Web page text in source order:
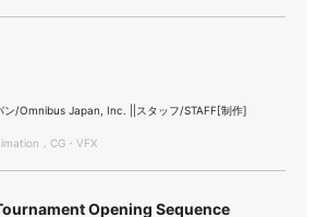
ン/Omnibus Japan, Inc. ||スタッフ/STAFF[制作]
，CG・VFX
Opening Sequence